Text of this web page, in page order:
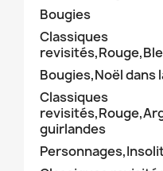
Bougies
Classiques
Bougies,Noël dans
Classiques
guirlandes